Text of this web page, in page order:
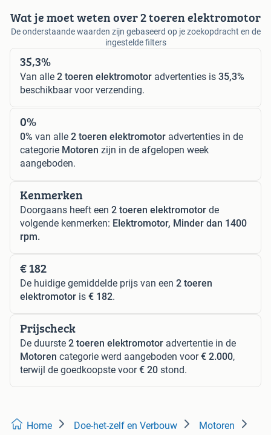
Wat je moet weten over 2 toeren elektromotor
De onderstaande waarden zijn gebaseerd op je zoekopdracht en de
ingestelde filters
35,3%
Van alle 2 toeren elektromotor advertenties is 35,3%
beschikbaar voor verzending.
0%
0% van alle 2 toeren elektromotor advertenties in de
categorie Motoren zijn in de afgelopen week
aangeboden.
Kenmerken
Doorgaans heeft een 2 toeren elektromotor de
volgende kenmerken: Elektromotor, Minder dan 1400
rpm.
€ 182
De huidige gemiddelde prijs van een 2 toeren
elektromotor is € 182.
Prijscheck
De duurste 2 toeren elektromotor advertentie in de
Motoren categorie werd aangeboden voor€ 2.000,
terwijl de goedkoopste voor€ 20 stond.
Home Doe-het-zelf en Verbouw Motoren